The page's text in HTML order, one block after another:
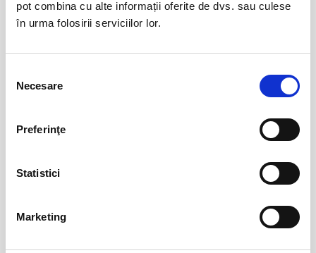
pot combina cu alte informații oferite de dvs. sau culese
în urma folosirii serviciilor lor.
consimțământului
Necesare
Preferinţe
Statistici
Marketing